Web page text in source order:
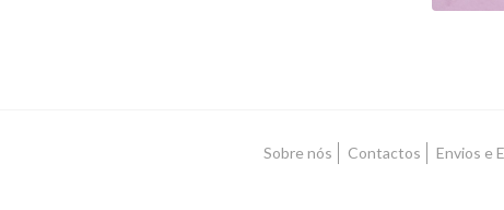
Sobre nós Contactos Envios e